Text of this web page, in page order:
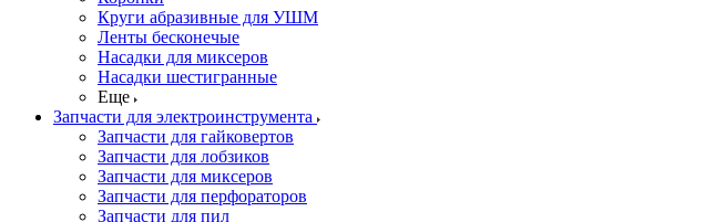
Круги абразивные для УШМ
Ленты бесконечые
Насадки для миксеров
Насадки шестигранные
Еще
Запчасти для электроинструмента
Запчасти для гайковертов
Запчасти для лобзиков
Запчасти для миксеров
Запчасти для перфораторов
Запчасти для пил